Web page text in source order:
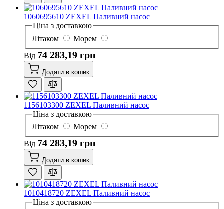
1060695610 ZEXEL Паливний насос
Ціна з доставкою
Літаком
Морем
Від 74 283,19 грн
Додати в кошик
1156103300 ZEXEL Паливний насос
Ціна з доставкою
Літаком
Морем
Від 74 283,19 грн
Додати в кошик
1010418720 ZEXEL Паливний насос
Ціна з доставкою